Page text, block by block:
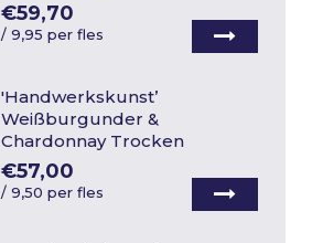
€59,70
/9,95 per fles
'Handwerkskunst’
Weißburgunder &
Chardonnay Trocken
€57,00
/9,50 per fles